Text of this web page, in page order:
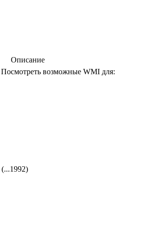
Описание
возможные WMI для: